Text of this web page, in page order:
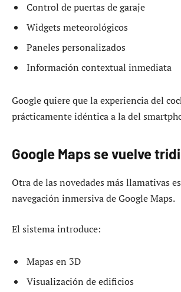
Control de puertas de garaje
Widgets meteorológicos
Paneles personalizados
Información contextual inmediata
Google quiere que la experiencia del
prácticamente idéntica a la del
Google Maps se vuelve
Otra de las novedades más llamativas
navegación inmersiva de Google Maps.
El sistema introduce:
Mapas en 3D
Visualización de edificios